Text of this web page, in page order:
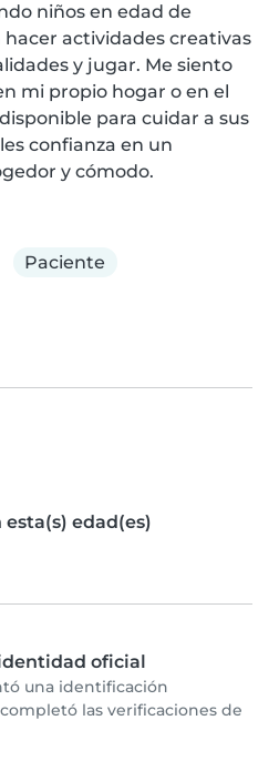
niños en edad de
actividades creativas
y jugar. Me siento
mi propio hogar o en el
para cuidar a sus
confianza en un
y cómodo.
Paciente
edad(es)
oficial
una identificación
las verificaciones de